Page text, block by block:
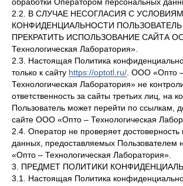
2.2. В СЛУЧАЕ НЕСОГЛАСИЯ С
КОНФИДЕНЦИАЛЬНОСТИ
ПРЕКРАТИТЬ ИСПОЛЬЗОВАНИЕ САЙТА
Технологическая Лаборатория».
2.3. Настоящая Политика
только к сайту https://optotl.ru/ . ООО «Опто
Технологическая Лаборатория» не
ответственность за сайты третьих лиц, на
Пользователь может перейти по ссылкам,
сайте ООО «Опто – Технологическая
2.4. Оператор не проверяет
данных, предоставляемых Пользователем
«Опто – Технологическая Лаборатория».
3. ПРЕДМЕТ ПОЛИТИКИ
3.1. Настоящая Политика